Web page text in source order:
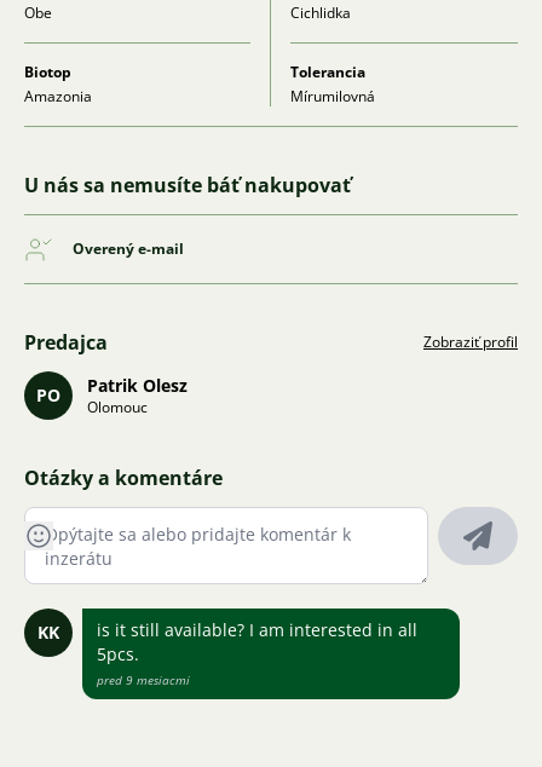
Obe
Cichlidka
Biotop
Amazonia
Tolerancia
Mírumilovná
U nás sa nemusíte báť nakupovať
Overený e-mail
Predajca Zobraziť profil
PO Patrik Olesz
Olomouc
Otázky a komentáre
KK
is it still available? I am interested in all
5pcs.
pred 9 mesiacmi